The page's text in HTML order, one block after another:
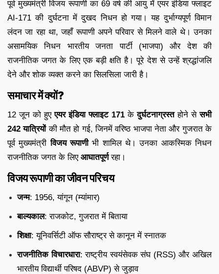
पूर्व मुख्यमंत्री विजय रूपाणी का 69 वर्ष की आयु में एयर इंडिया फ्लाइट
AI-171 की दुर्घटना में दुखद निधन हो गया। यह दुर्भाग्यपूर्ण विमान
लंदन जा रहा था, जहाँ रूपाणी अपने परिवार से मिलने वाले थे। उनका
असामयिक निधन भारतीय जनता पार्टी (भाजपा) और देश की
राजनीतिक जगत के लिए एक बड़ी क्षति है। पूरे देश से उन्हें श्रद्धांजलि
देने और शोक व्यक्त करने का सिलसिला जारी है।
समाचार में क्यों?
12 जून को हुएएयर इंडिया फ्लाइट 171 केदुर्घटनाग्रस्तहोने सेसभी
242 यात्रियोंकी मौत हो गई, जिनमें वरिष्ठ भाजपा नेता और गुजरात के
पूर्व मुख्यमंत्रीविजय रूपाणीभी शामिल थे। उनका आकस्मिक निधन
राजनीतिक जगत के लिए आघातपूर्णरहा।
विजय रूपाणी का जीवन परिचय
जन्म: 1956, यांगून (म्यांमार)
बाल्यकाल: राजकोट, गुजरात में बिताया
शिक्षा: यूनिवर्सिटी ऑफ सौराष्ट्र से कानून में स्नातक
राजनीतिक विचारधारा: राष्ट्रीय स्वयंसेवक संघ (RSS) और अखिल
भारतीय विद्यार्थी परिषद (ABVP) से जुड़ाव